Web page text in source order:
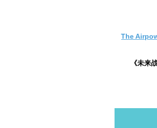
The
《未来